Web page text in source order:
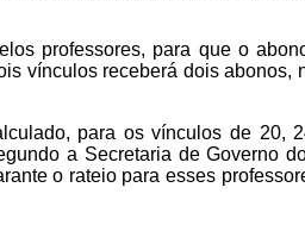
professores, para que o
vínculos receberá dois
para os vínculos de 20,
a Secretaria de Governo
o rateio para esses